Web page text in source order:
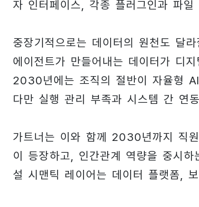
자 인터페이스, 각종 플러그인과 파
중장기적으로는 데이터의 원천도 달
에이전트가 만들어내는 데이터가 디
2030년에는 조직의 절반이 자율형
다만 실행 관리 부족과 시스템 간 연
가트너는 이와 함께 2030년까지 직
이 등장하고, 인간관계 역량을 중시
설 시맨틱 레이어는 데이터 플랫폼,